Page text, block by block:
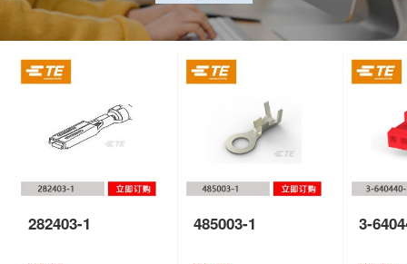
282403-1 485003-1 3-